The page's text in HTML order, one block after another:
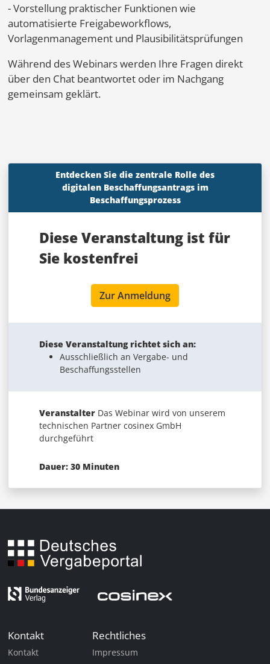
- Vorstellung praktischer Funktionen wie
automatisierte Freigabeworkflows,
Vorlagenmanagement und Plausibilitätsprüfungen
Während des Webinars werden Ihre Fragen direkt
über den Chat beantwortet oder im Nachgang
gemeinsam geklärt.
Entdecken Sie die zentrale Rolle des
digitalen Beschaffungsantrags im
Beschaffungsprozess
Diese Veranstaltung ist für
Sie kostenfrei
Zur Anmeldung
Diese Veranstaltung richtet sich an:
Ausschließlich an Vergabe- und
Beschaffungsstellen
VeranstalterDas Webinar wird von unserem
technischen Partner cosinex GmbH
durchgeführt
Dauer: 30 Minuten
Kontakt
Kontakt
Rechtliches
Impressum